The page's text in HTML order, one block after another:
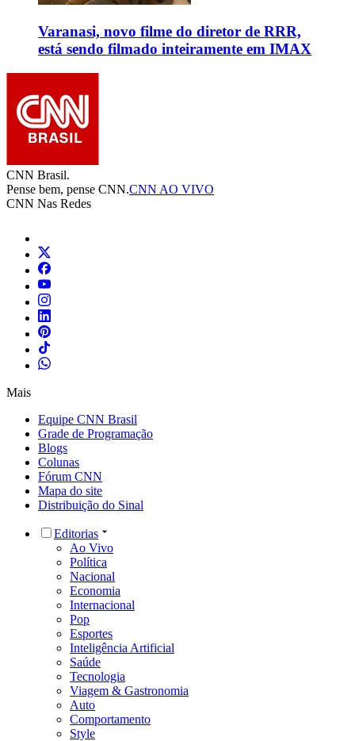
Varanasi, novo filme do diretor de RRR,
está sendo filmado inteiramente em IMAX
CNN Brasil.
Pense bem, pense CNN.CNN AO VIVO
CNN Nas Redes
Mais
Equipe CNN Brasil
Grade de Programação
Blogs
Colunas
Fórum CNN
Mapa do site
Distribuição do Sinal
Editorias
Ao Vivo
Política
Nacional
Economia
Internacional
Pop
Esportes
Inteligência Artificial
Saúde
Tecnologia
Viagem & Gastronomia
Auto
Comportamento
Style